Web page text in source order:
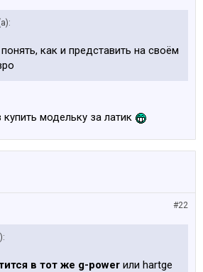
как и представить на своём
купить модельку за латик
#22
в тот же g-power или hartge